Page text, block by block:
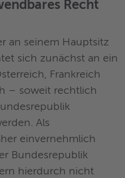
Recht
an seinem Hauptsitz
sich zunächst an ein
Frankreich
– soweit rechtlich
Als
einvernehmlich
Bundesrepublik
hierdurch nicht